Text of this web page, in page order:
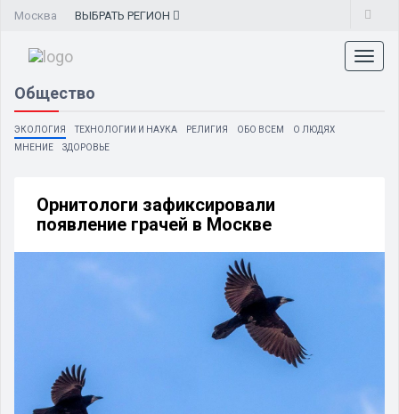
Москва ВЫБРАТЬ РЕГИОН
Общество
ЭКОЛОГИЯ ТЕХНОЛОГИИ И НАУКА РЕЛИГИЯ ОБО ВСЕМ
О ЛЮДЯХ
МНЕНИЕ
ЗДОРОВЬЕ
Орнитологи зафиксировали
появление грачей в Москве